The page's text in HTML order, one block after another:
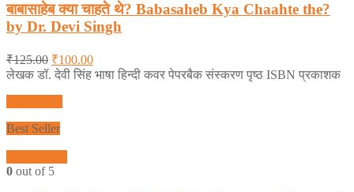
बाबासाहेब क्या चाहते थे? Babasaheb Kya Chaahte the?
by Dr. Devi Singh
₹125.00 ₹100.00
लेखक डॉ. देवी सिंह भाषा हिन्दी कवर पेपरबैक संस्करण पृष्ठ ISBN प्रकाशक
Best Seller
0 out of 5